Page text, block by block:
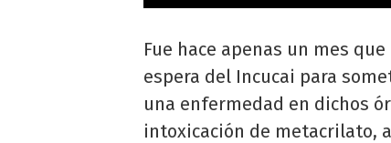
Fue hace apenas un mes
espera del Incucai para
una enfermedad en dichos
intoxicación de metacrilato,